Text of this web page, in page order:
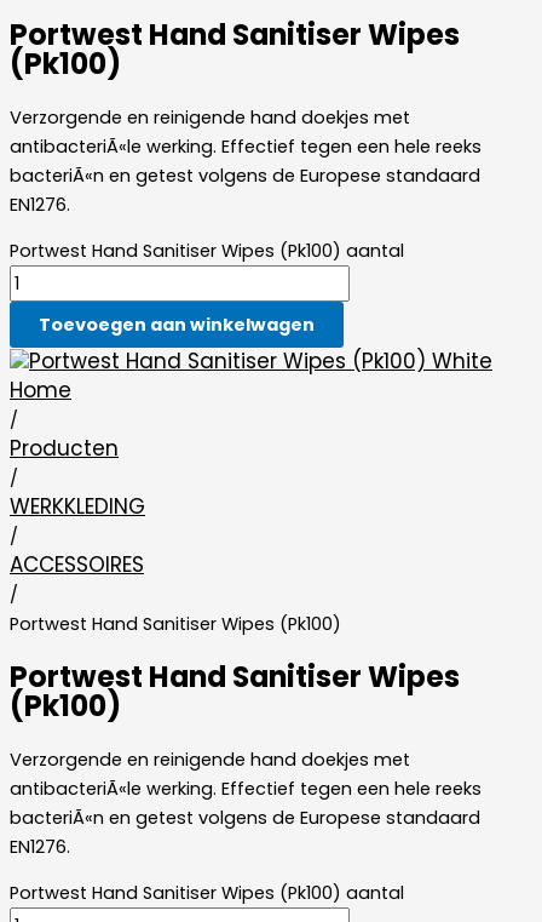
Portwest Hand Sanitiser Wipes
(Pk100)
Verzorgende en reinigende hand doekjes met
antibacteriÃ«le werking. Effectief tegen een hele reeks
bacteriÃ«n en getest volgens de Europese standaard
EN1276.
Portwest Hand Sanitiser Wipes (Pk100) aantal
Toevoegen aan winkelwagen
Home
/
Producten
/
WERKKLEDING
/
ACCESSOIRES
/
Portwest Hand Sanitiser Wipes (Pk100)
Portwest Hand Sanitiser Wipes
(Pk100)
Verzorgende en reinigende hand doekjes met
antibacteriÃ«le werking. Effectief tegen een hele reeks
bacteriÃ«n en getest volgens de Europese standaard
EN1276.
Portwest Hand Sanitiser Wipes (Pk100) aantal